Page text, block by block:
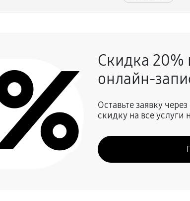
1190 руб
SV-S1512X1R
Скидка 20%
онлайн-
Оставьте заявку
скидку на все услуги